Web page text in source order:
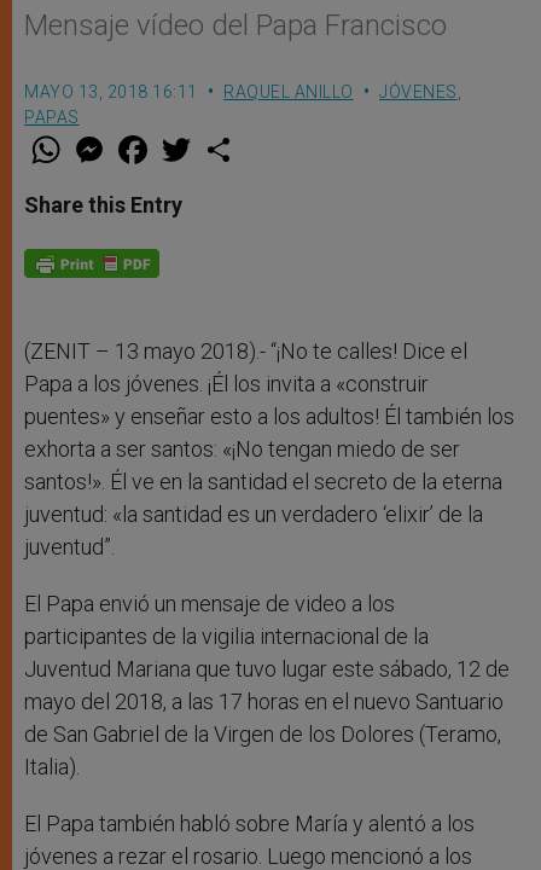
Mensaje vídeo del Papa Francisco
MAYO 13, 2018 16:11 RAQUEL ANILLO JÓVENES
PAPAS
W
t
s
p
p
M
e
s
e
g
e
F
a
e
b
o
k
w
Share this Entry
(ZENIT – 13 mayo 2018).- “¡No te calles! Dice el
Papa a los jóvenes. ¡Él los invita a «construir
puentes» y enseñar esto a los adultos! Él también los
exhorta a ser santos: «¡No tengan miedo de ser
santos!». Él ve en la santidad el secreto de la eterna
juventud: «la santidad es un verdadero ‘elixir’ de la
juventud”.
El Papa envió un mensaje de video a los
participantes de la vigilia internacional de la
Juventud Mariana que tuvo lugar este sábado, 12 de
mayo del 2018, a las 17 horas en el nuevo Santuario
de San Gabriel de la Virgen de los Dolores (Teramo,
Italia).
El Papa también habló sobre María y alentó a los
jóvenes a rezar el rosario. Luego mencionó a los